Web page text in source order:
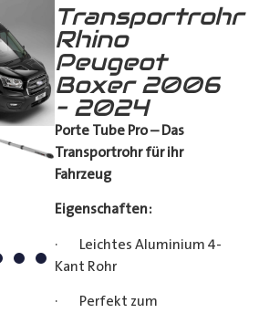
Transportrohr
Rhino
Peugeot
Boxer 2006
– 2024
Porte Tube Pro – Das
Transportrohr für ihr
Fahrzeug
Eigenschaften:
· Leichtes Aluminium 4-
Kant Rohr
· Perfekt zum